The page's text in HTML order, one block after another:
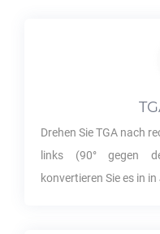
Drehen SieTGA nach
links (90° gegen
konvertieren Sie es in in